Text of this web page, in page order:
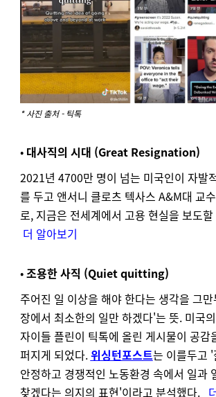
* 사진 출처 - 틱톡
• 대사직의 시대 (Great Resignation)
2021년 4700만 명이 넘는 미국인이 자발
를 두고 앤서니 클로츠 텍사스 A&M대 교
로, 지금은 전세계에서 고용 현실을 보도
더 알아보기
•조용한 사직 (Quiet quitting)
주어진 일 이상을 해야 한다는 생각을 그
장에서 최소한의 일만 하겠다'는 뜻. 미국
자이들 플린이 틱톡에 올린 게시물이 공감
퍼지게 되었다.위싱턴포스트는 이를두고
안정하고 경쟁적인 노동환경 속에서 일과
찾겠다는 의지의 표현'이라고 분석했다.